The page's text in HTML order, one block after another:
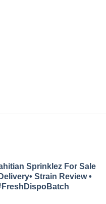
Sprinklez For Sale
Strain Review •